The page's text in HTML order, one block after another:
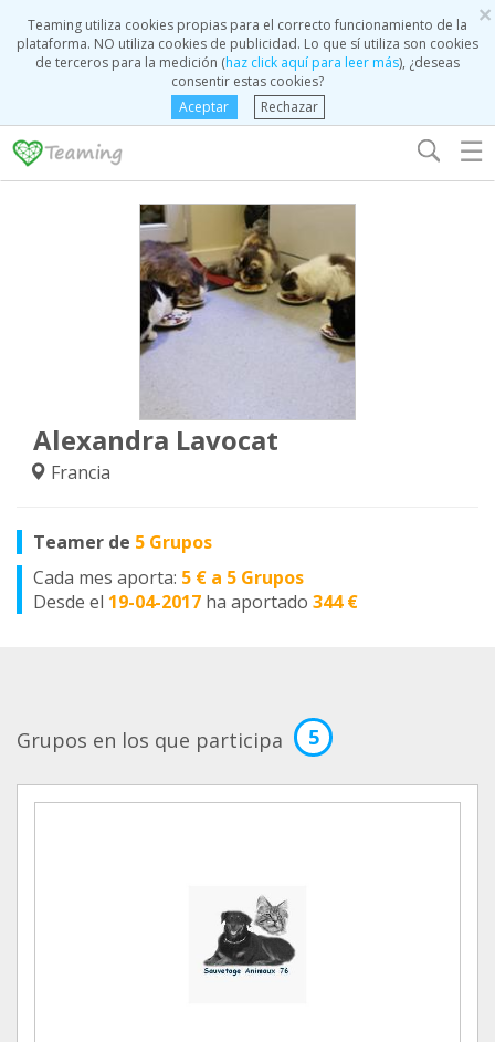
×
Teaming utiliza cookies propias para el correcto funcionamiento de la
plataforma. NO utiliza cookies de publicidad. Lo que sí utiliza son cookies
de terceros para la medición (haz click aquí para leer más), ¿deseas
consentir estas cookies?
Aceptar
Rechazar
☰
Alexandra Lavocat
Francia
Teamer de 5 Grupos
Cada mes aporta: 5 € a 5 Grupos
Desde el 19-04-2017 ha aportado 344 €
Grupos en los que participa 5